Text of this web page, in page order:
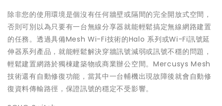
除非您的使用環境是個沒有任何牆壁或隔間的完全開放式空間，
否則可別以為只要有一台無線分享器就能輕鬆搞定無線網路建置
的任務。透過具備Mesh Wi-Fi技術的Halo 系列或Wi-Fi訊號延
伸器系列產品，就能輕鬆解決穿牆訊號減弱或訊號不穩的問題，
輕鬆建置網路於獨棟建築物或商業辦公空間。Mercusys Mesh
技術還有自動修復功能，當其中一台輔機出現故障後就會自動修
復資料傳輸路徑，保證訊號的穩定不受影響。